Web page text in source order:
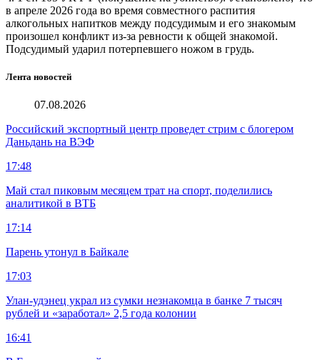
в апреле 2026 года во время совместного распития
алкогольных напитков между подсудимым и его знакомым
произошел конфликт из-за ревности к общей знакомой.
Подсудимый ударил потерпевшего ножом в грудь.
Лента новостей
07.08.2026
Российский экспортный центр проведет стрим с блогером
Даньдань на ВЭФ
17:48
Май стал пиковым месяцем трат на спорт, поделились
аналитикой в ВТБ
17:14
Парень утонул в Байкале
17:03
Улан-удэнец украл из сумки незнакомца в банке 7 тысяч
рублей и «заработал» 2,5 года колонии
16:41